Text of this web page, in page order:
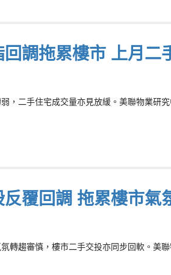
回調拖累樓市 上月
，二手住宅成交量亦見放緩。美聯物業研
反覆回調 拖累樓市
轉趨審慎，樓市二手交投亦同步回軟。美